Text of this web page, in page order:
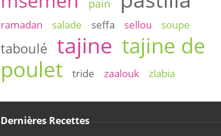
pain
ramadan salade seffa sellou soupe
taboulé tajine tajine de
poulet
tride zaalouk zlabia
Dernières Recettes